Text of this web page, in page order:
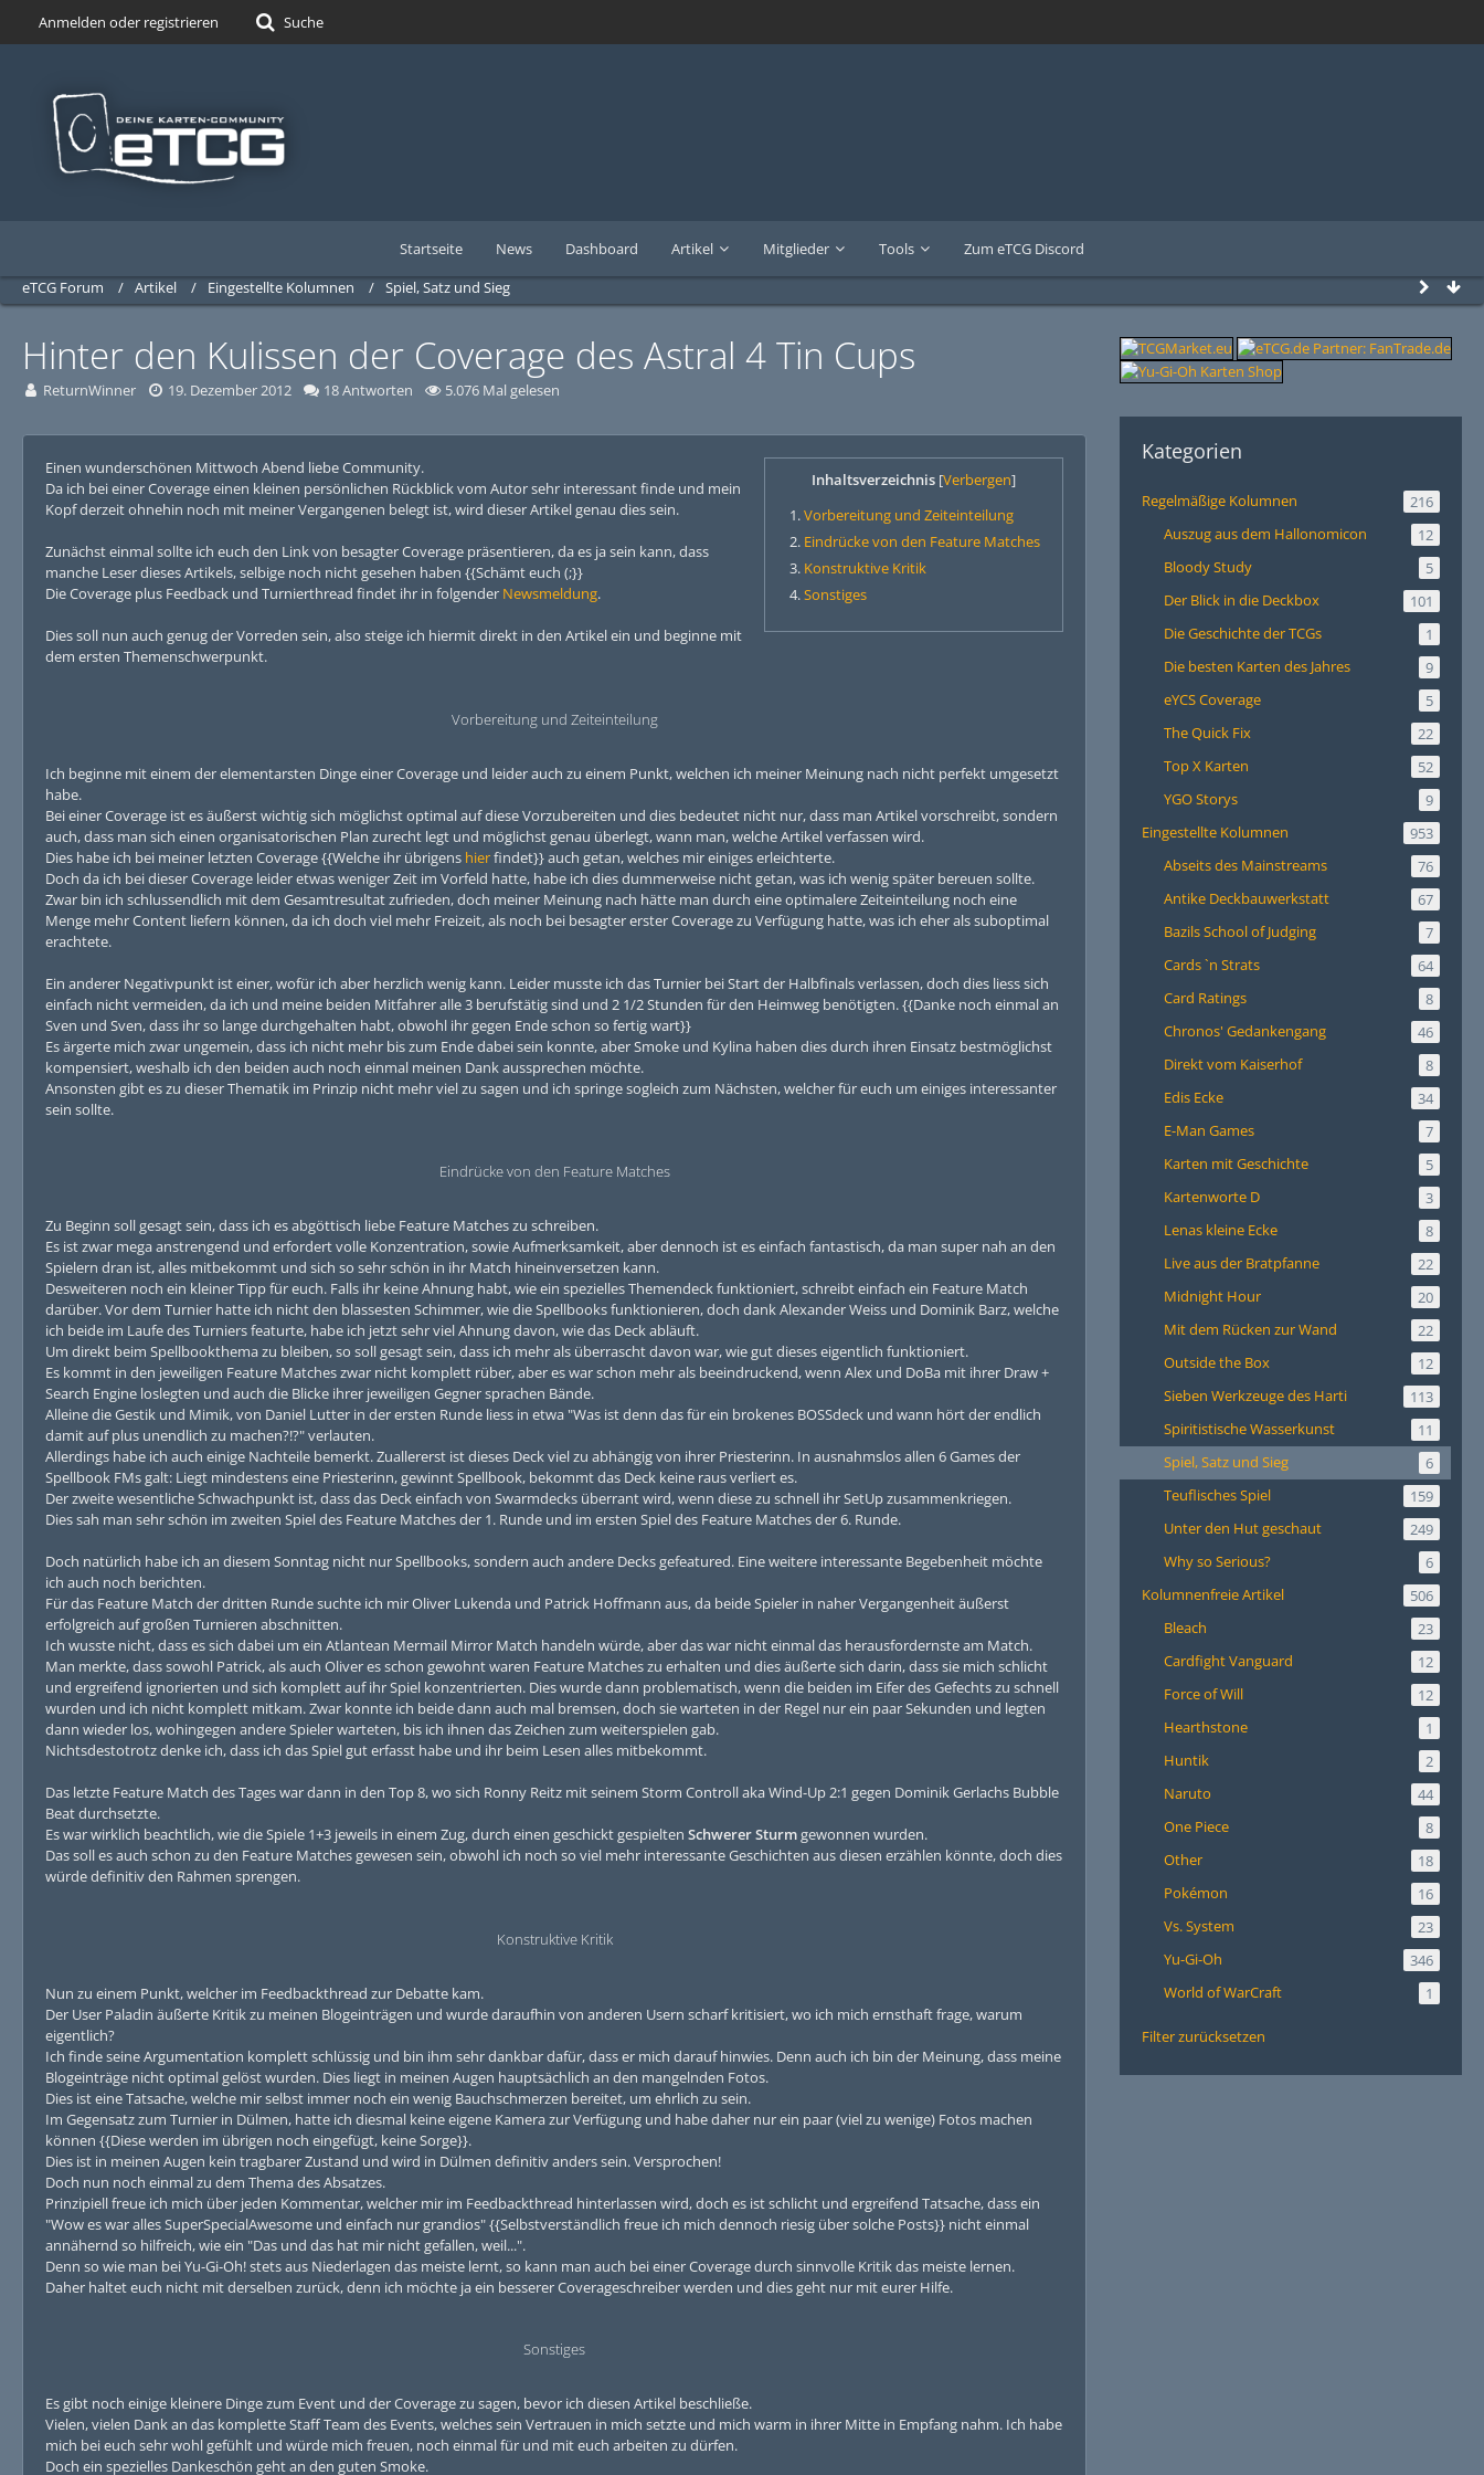
Anmelden oder registrieren Suche
Startseite News Dashboard Artikel Mitglieder Tools
Zum eTCG Discord
eTCG Forum
Artikel Eingestellte Kolumnen Spiel, Satz und Sieg
Hinter den Kulissen der Coverage des Astral 4 Tin Cups
ReturnWinner 19. Dezember 2012 18 Antworten 5.076 Mal gelesen
Inhaltsverzeichnis [Verbergen]
Vorbereitung und Zeiteinteilung
Eindrücke von den Feature Matches
Konstruktive Kritik
Sonstiges
Einen wunderschönen Mittwoch Abend liebe Community.
Da ich bei einer Coverage einen kleinen persönlichen Rückblick vom Autor sehr interessant finde und mein
Kopf derzeit ohnehin noch mit meiner Vergangenen belegt ist, wird dieser Artikel genau dies sein.
Zunächst einmal sollte ich euch den Link von besagter Coverage präsentieren, da es ja sein kann, dass
manche Leser dieses Artikels, selbige noch nicht gesehen haben {{Schämt euch (;}}
Die Coverage plus Feedback und Turnierthread findet ihr in folgender Newsmeldung.
Dies soll nun auch genug der Vorreden sein, also steige ich hiermit direkt in den Artikel ein und beginne mit
dem ersten Themenschwerpunkt.
Vorbereitung und Zeiteinteilung
Ich beginne mit einem der elementarsten Dinge einer Coverage und leider auch zu einem Punkt, welchen ich meiner Meinung nach nicht perfekt umgesetzt
habe.
Bei einer Coverage ist es äußerst wichtig sich möglichst optimal auf diese Vorzubereiten und dies bedeutet nicht nur, dass man Artikel vorschreibt, sondern
auch, dass man sich einen organisatorischen Plan zurecht legt und möglichst genau überlegt, wann man, welche Artikel verfassen wird.
Dies habe ich bei meiner letzten Coverage {{Welche ihr übrigens hierfindet}} auch getan, welches mir einiges erleichterte.
Doch da ich bei dieser Coverage leider etwas weniger Zeit im Vorfeld hatte, habe ich dies dummerweise nicht getan, was ich wenig später bereuen sollte.
Zwar bin ich schlussendlich mit dem Gesamtresultat zufrieden, doch meiner Meinung nach hätte man durch eine optimalere Zeiteinteilung noch eine
Menge mehr Content liefern können, da ich doch viel mehr Freizeit, als noch bei besagter erster Coverage zu Verfügung hatte, was ich eher als suboptimal
erachtete.
Ein anderer Negativpunkt ist einer, wofür ich aber herzlich wenig kann. Leider musste ich das Turnier bei Start der Halbfinals verlassen, doch dies liess sich
einfach nicht vermeiden, da ich und meine beiden Mitfahrer alle 3 berufstätig sind und 2 1/2 Stunden für den Heimweg benötigten. {{Danke noch einmal an
Sven und Sven, dass ihr so lange durchgehalten habt, obwohl ihr gegen Ende schon so fertig wart}}
Es ärgerte mich zwar ungemein, dass ich nicht mehr bis zum Ende dabei sein konnte, aber Smoke und Kylina haben dies durch ihren Einsatz bestmöglichst
kompensiert, weshalb ich den beiden auch noch einmal meinen Dank aussprechen möchte.
Ansonsten gibt es zu dieser Thematik im Prinzip nicht mehr viel zu sagen und ich springe sogleich zum Nächsten, welcher für euch um einiges interessanter
sein sollte.
Eindrücke von den Feature Matches
Zu Beginn soll gesagt sein, dass ich es abgöttisch liebe Feature Matches zu schreiben.
Es ist zwar mega anstrengend und erfordert volle Konzentration, sowie Aufmerksamkeit, aber dennoch ist es einfach fantastisch, da man super nah an den
Spielern dran ist, alles mitbekommt und sich so sehr schön in ihr Match hineinversetzen kann.
Desweiteren noch ein kleiner Tipp für euch. Falls ihr keine Ahnung habt, wie ein spezielles Themendeck funktioniert, schreibt einfach ein Feature Match
darüber. Vor dem Turnier hatte ich nicht den blassesten Schimmer, wie die Spellbooks funktionieren, doch dank Alexander Weiss und Dominik Barz, welche
ich beide im Laufe des Turniers featurte, habe ich jetzt sehr viel Ahnung davon, wie das Deck abläuft.
Um direkt beim Spellbookthema zu bleiben, so soll gesagt sein, dass ich mehr als überrascht davon war, wie gut dieses eigentlich funktioniert.
Es kommt in den jeweiligen Feature Matches zwar nicht komplett rüber, aber es war schon mehr als beeindruckend, wenn Alex und DoBa mit ihrer Draw +
Search Engine loslegten und auch die Blicke ihrer jeweiligen Gegner sprachen Bände.
Alleine die Gestik und Mimik, von Daniel Lutter in der ersten Runde liess in etwa "Was ist denn das für ein brokenes BOSSdeck und wann hört der endlich
damit auf plus unendlich zu machen?!?" verlauten.
Allerdings habe ich auch einige Nachteile bemerkt. Zuallererst ist dieses Deck viel zu abhängig von ihrer Priesterinn. In ausnahmslos allen 6 Games der
Spellbook FMs galt: Liegt mindestens eine Priesterinn, gewinnt Spellbook, bekommt das Deck keine raus verliert es.
Der zweite wesentliche Schwachpunkt ist, dass das Deck einfach von Swarmdecks überrant wird, wenn diese zu schnell ihr SetUp zusammenkriegen.
Dies sah man sehr schön im zweiten Spiel des Feature Matches der 1. Runde und im ersten Spiel des Feature Matches der 6. Runde.
Doch natürlich habe ich an diesem Sonntag nicht nur Spellbooks, sondern auch andere Decks gefeatured. Eine weitere interessante Begebenheit möchte
ich auch noch berichten.
Für das Feature Match der dritten Runde suchte ich mir Oliver Lukenda und Patrick Hoffmann aus, da beide Spieler in naher Vergangenheit äußerst
erfolgreich auf großen Turnieren abschnitten.
Ich wusste nicht, dass es sich dabei um ein Atlantean Mermail Mirror Match handeln würde, aber das war nicht einmal das herausfordernste am Match.
Man merkte, dass sowohl Patrick, als auch Oliver es schon gewohnt waren Feature Matches zu erhalten und dies äußerte sich darin, dass sie mich schlicht
und ergreifend ignorierten und sich komplett auf ihr Spiel konzentrierten. Dies wurde dann problematisch, wenn die beiden im Eifer des Gefechts zu schnell
wurden und ich nicht komplett mitkam. Zwar konnte ich beide dann auch mal bremsen, doch sie warteten in der Regel nur ein paar Sekunden und legten
dann wieder los, wohingegen andere Spieler warteten, bis ich ihnen das Zeichen zum weiterspielen gab.
Nichtsdestotrotz denke ich, dass ich das Spiel gut erfasst habe und ihr beim Lesen alles mitbekommt.
Das letzte Feature Match des Tages war dann in den Top 8, wo sich Ronny Reitz mit seinem Storm Controll aka Wind-Up 2:1 gegen Dominik Gerlachs Bubble
Beat durchsetzte.
Es war wirklich beachtlich, wie die Spiele 1+3 jeweils in einem Zug, durch einen geschickt gespielten Schwerer Sturmgewonnen wurden.
Das soll es auch schon zu den Feature Matches gewesen sein, obwohl ich noch so viel mehr interessante Geschichten aus diesen erzählen könnte, doch dies
würde definitiv den Rahmen sprengen.
Konstruktive Kritik
Nun zu einem Punkt, welcher im Feedbackthread zur Debatte kam.
Der User Paladin äußerte Kritik zu meinen Blogeinträgen und wurde daraufhin von anderen Usern scharf kritisiert, wo ich mich ernsthaft frage, warum
eigentlich?
Ich finde seine Argumentation komplett schlüssig und bin ihm sehr dankbar dafür, dass er mich darauf hinwies. Denn auch ich bin der Meinung, dass meine
Blogeinträge nicht optimal gelöst wurden. Dies liegt in meinen Augen hauptsächlich an den mangelnden Fotos.
Dies ist eine Tatsache, welche mir selbst immer noch ein wenig Bauchschmerzen bereitet, um ehrlich zu sein.
Im Gegensatz zum Turnier in Dülmen, hatte ich diesmal keine eigene Kamera zur Verfügung und habe daher nur ein paar (viel zu wenige) Fotos machen
können {{Diese werden im übrigen noch eingefügt, keine Sorge}}.
Dies ist in meinen Augen kein tragbarer Zustand und wird in Dülmen definitiv anders sein. Versprochen!
Doch nun noch einmal zu dem Thema des Absatzes.
Prinzipiell freue ich mich über jeden Kommentar, welcher mir im Feedbackthread hinterlassen wird, doch es ist schlicht und ergreifend Tatsache, dass ein
"Wow es war alles SuperSpecialAwesome und einfach nur grandios" {{Selbstverständlich freue ich mich dennoch riesig über solche Posts}} nicht einmal
annähernd so hilfreich, wie ein "Das und das hat mir nicht gefallen, weil...".
Denn so wie man bei Yu-Gi-Oh! stets aus Niederlagen das meiste lernt, so kann man auch bei einer Coverage durch sinnvolle Kritik das meiste lernen.
Daher haltet euch nicht mit derselben zurück, denn ich möchte ja ein besserer Coverageschreiber werden und dies geht nur mit eurer Hilfe.
Sonstiges
Es gibt noch einige kleinere Dinge zum Event und der Coverage zu sagen, bevor ich diesen Artikel beschließe.
Vielen, vielen Dank an das komplette Staff Team des Events, welches sein Vertrauen in mich setzte und mich warm in ihrer Mitte in Empfang nahm. Ich habe
mich bei euch sehr wohl gefühlt und würde mich freuen, noch einmal für und mit euch arbeiten zu dürfen.
Doch ein spezielles Dankeschön geht an den guten Smoke.
Kategorien
Regelmäßige Kolumnen
216
Auszug aus dem Hallonomicon
12
Bloody Study
5
Der Blick in die Deckbox
101
Die Geschichte der TCGs
1
Die besten Karten des Jahres
9
eYCS Coverage
5
The Quick Fix
22
Top X Karten
52
YGO Storys
9
Eingestellte Kolumnen
953
Abseits des Mainstreams
76
Antike Deckbauwerkstatt
67
Bazils School of Judging
7
Cards `n Strats
64
Card Ratings
8
Chronos' Gedankengang
46
Direkt vom Kaiserhof
8
Edis Ecke
34
E-Man Games
7
Karten mit Geschichte
5
Kartenworte D
3
Lenas kleine Ecke
8
Live aus der Bratpfanne
22
Midnight Hour
20
Mit dem Rücken zur Wand
22
Outside the Box
12
Sieben Werkzeuge des Harti
113
Spiritistische Wasserkunst
11
Spiel, Satz und Sieg
6
Teuflisches Spiel
159
Unter den Hut geschaut
249
Why so Serious?
6
Kolumnenfreie Artikel
506
Bleach
23
Cardfight Vanguard
12
Force of Will
12
Hearthstone
1
Huntik
2
Naruto
44
One Piece
8
Other
18
Pokémon
16
Vs. System
23
Yu-Gi-Oh
346
World of WarCraft
1
Filter zurücksetzen